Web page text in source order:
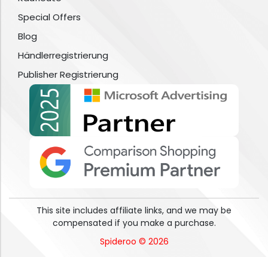
Special Offers
Blog
Händlerregistrierung
Publisher Registrierung
This site includes affiliate links, and we may be
compensated if you make a purchase.
Spideroo © 2026